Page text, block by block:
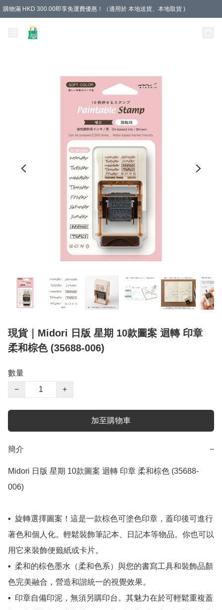
購物滿 HKD 300.00即享免運費優惠！（適用於 本地送貨、本地取貨 )
現貨｜Midori 日版 星期 10款圖案 迴轉 印章
柔和棕色 (35688-006)
數量
−
+
加至購物車
簡介 −
Midori 日版 星期 10款圖案 迴轉 印章 柔和棕色 (35688-
006)
▪️  旋轉選擇圖案！這是一款棕色可塗色印章，蓋印後可進行
著色和個人化。輕鬆裝飾筆記本、日記本等物品。你也可以
用它來裝飾便籤紙或卡片。
▪️  柔和的棕色墨水（柔和色系）與您的書寫工具和裝飾品顏
色完美融合，營造和諧統一的視覺效果。
▪️  印章自備印泥，無須另購印台。其魅力在於可輕鬆重複蓋